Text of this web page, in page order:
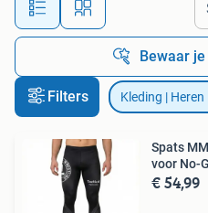
Bewaar
Filters Kleding | Heren
Spats
voor No-
€ 54,99